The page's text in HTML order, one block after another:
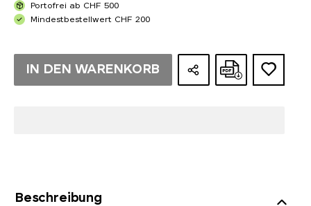
Portofrei ab CHF 500
Mindestbestellwert CHF 200
IN DEN WARENKORB
Beschreibung